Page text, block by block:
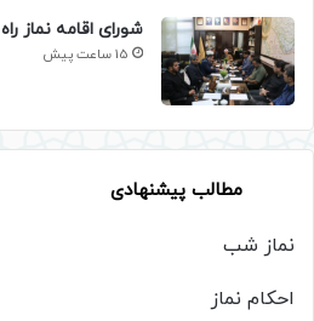
شورای اقامه نماز
15 ساعت پیش
مطالب پیشنهادی
نماز شب
احکام نماز